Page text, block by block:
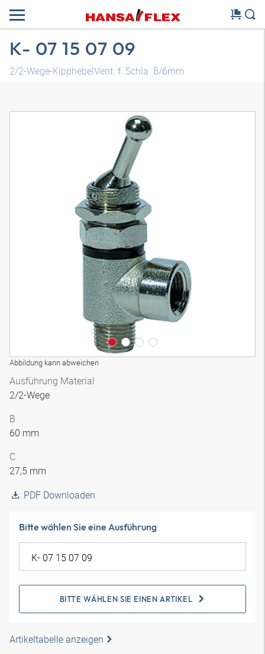
K- 07 15 07 09
2/2-Wege-KipphebelVent. f. Schla. 8/6mm
Abbildung kann abweichen
3D Modell
Ausführung Material
2/2-Wege
B
60 mm
C
27,5 mm
PDF Downloaden
Bitte wählen Sie eine Ausführung
BITTE WÄHLEN SIE EINEN ARTIKEL
Artikeltabelle anzeigen